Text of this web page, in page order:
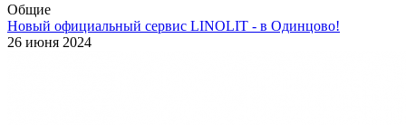
Общие
Новый официальный сервис LINOLIT - в Одинцово!
26 июня 2024